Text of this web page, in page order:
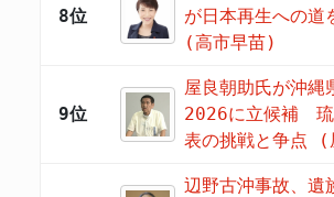
8位
が日本再生への道
(高市早苗)
9位
屋良朝助氏が沖縄
2026に立候補 琉
表の挑戦と争点 (
辺野古沖事故、遺